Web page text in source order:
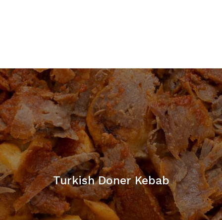
Turkish Doner Kebab